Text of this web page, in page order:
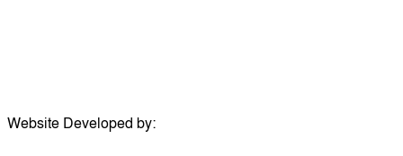
Website Developed by: